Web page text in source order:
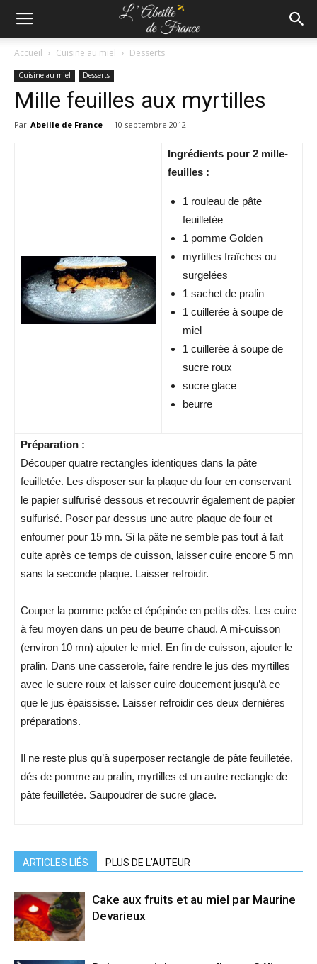
Accueil Cuisine au miel Desserts
Cuisine au miel Desserts
Mille feuilles aux myrtilles
Par Abeille de France - 10 septembre 2012
Ingrédients pour 2 mille-
feuilles :
1 rouleau de pâte
feuilletée
1 pomme Golden
myrtilles fraîches ou
surgelées
1 sachet de pralin
1 cuillerée à soupe de
miel
1 cuillerée à soupe de
sucre roux
sucre glace
beurre
Préparation :
Découper quatre rectangles identiques dans la pâte
feuilletée. Les disposer sur la plaque du four en conservant
le papier sulfurisé dessous et recouvrir également de papier
sulfurisé. Poser par dessus une autre plaque de four et
enfourner pour 15 mn. Si la pâte ne semble pas tout à fait
cuite après ce temps de cuisson, laisser cuire encore 5 mn
sans la seconde plaque. Laisser refroidir.
Couper la pomme pelée et épépinée en petits dès. Les cuire
à feu moyen dans un peu de beurre chaud. A mi-cuisson
(environ 10 mn) ajouter le miel. En fin de cuisson, ajouter le
pralin. Dans une casserole, faire rendre le jus des myrtilles
avec le sucre roux et laisser cuire doucement jusqu’à ce
que le jus épaississe. Laisser refroidir ces deux dernières
préparations.
Il ne reste plus qu’à superposer rectangle de pâte feuilletée,
dés de pomme au pralin, myrtilles et un autre rectangle de
pâte feuilletée. Saupoudrer de sucre glace.
ARTICLES LIÉS PLUS DE L'AUTEUR
Cake aux fruits et au miel par Maurine
Devarieux